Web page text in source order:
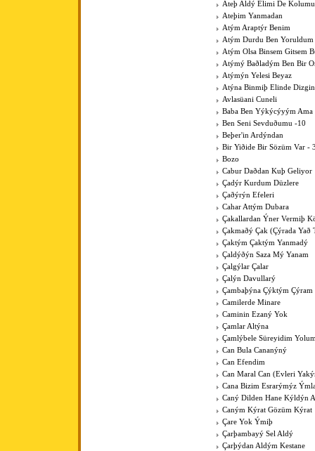
Ateþ Aldý Elimi De Kolumu
Ateþim Yanmadan
Atým Araptýr Benim
Atým Durdu Ben Yoruldum
Atým Olsa Binsem Gitsem
Atýmý Baðladým Ben Bir
Atýmýn Yelesi Beyaz
Atýna Binmiþ Elinde
Avlasüani Cuneli
Baba Ben Yýkýcýyým
Ben Seni Sevduðumu -10
Beþer'in Ardýndan
Bir Yiðide Bir Sözüm Var -
Bozo
Cabur Daðdan Kuþ Geliyor
Çadýr Kurdum Düzlere
Çaðýrýn Efeleri
Cahar Attým Dubara
Çakallardan Ýner Vermiþ
Çakmaðý Çak (Çýrada Yað
Çaktým Çaktým Yanmadý
Çaldýðýn Saza Mý Yanam
Çalgýlar Çalar
Çalýn Davullarý
Çambaþýna Çýktým Çýram
Camilerde Minare
Caminin Ezaný Yok
Çamlar Altýna
Çamlýbele Süreyidim
Can Bula Cananýný
Can Efendim
Can Maral Can (Evleri
Cana Bizim Esrarýmýz
Caný Dilden Hane Kýldýn
Caným Kýrat Gözüm Kýrat
Çare Yok Ýmiþ
Çarþambayý Sel Aldý
Çarþýdan Aldým Kestane